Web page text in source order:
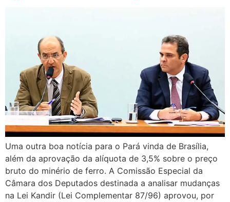
Uma outra boa notícia para o Pará vinda de Brasília,
além da aprovação da alíquota de 3,5% sobre o preço
bruto do minério de ferro. A Comissão Especial da
Câmara dos Deputados destinada a analisar mudanças
na Lei Kandir (Lei Complementar 87/96) aprovou, por